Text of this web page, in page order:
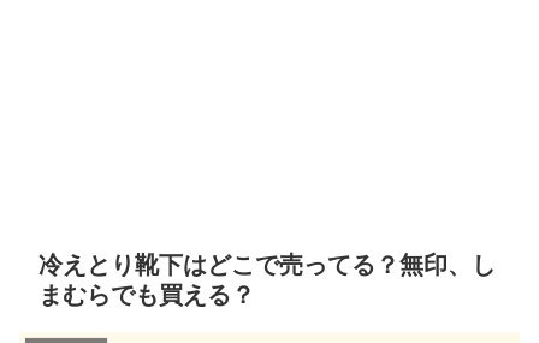
冷えとり靴下はどこで売ってる？無印、し
まむらでも買える？